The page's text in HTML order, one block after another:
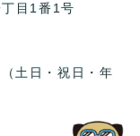
目1番1号
土日・祝日・年